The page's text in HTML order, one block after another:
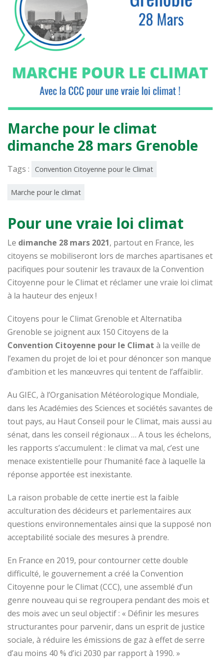
nouvelle
fenêtre) fenêtre)
Marche pour le climat
dimanche 28 mars Grenoble
Tags : Convention Citoyenne pour le Climat
Marche pour le climat
Pour une vraie loi climat
Le dimanche 28 mars 2021, partout en France, les
citoyens se mobiliseront lors de marches apartisanes et
pacifiques pour soutenir les travaux de la Convention
Citoyenne pour le Climat et réclamer une vraie loi climat
à la hauteur des enjeux !
Citoyens pour le Climat Grenoble et Alternatiba
Grenoble se joignent aux 150 Citoyens de la
Convention Citoyenne pour le Climat à la veille de
l’examen du projet de loi et pour dénoncer son manque
d’ambition et les manœuvres qui tentent de l’affaiblir.
Au GIEC, à l’Organisation Météorologique Mondiale,
dans les Académies des Sciences et sociétés savantes de
tout pays, au Haut Conseil pour le Climat, mais aussi au
sénat, dans les conseil régionaux … A tous les échelons,
les rapports s’accumulent : le climat va mal, c’est une
menace existentielle pour l’humanité face à laquelle la
réponse apportée est inexistante.
La raison probable de cette inertie est la faible
acculturation des décideurs et parlementaires aux
questions environnementales ainsi que la supposé non
acceptabilité sociale des mesures à prendre.
En France en 2019, pour contourner cette double
difficulté, le gouvernement a créé la Convention
Citoyenne pour le Climat (CCC), une assemblé d’un
genre nouveau qui se regroupera pendant des mois et
des mois avec un seul objectif : « Définir les mesures
structurantes pour parvenir, dans un esprit de justice
sociale, à réduire les émissions de gaz à effet de serre
d’au moins 40 % d’ici 2030 par rapport à 1990. »